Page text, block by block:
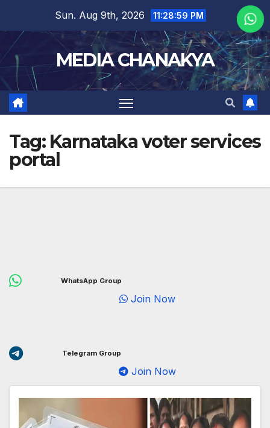
Sun. Aug 9th, 2026 11:28:59 PM
MEDIA CHANAKYA
Tag: Karnataka voter services
portal
WhatsApp Group
Join Now
Telegram Group
Join Now